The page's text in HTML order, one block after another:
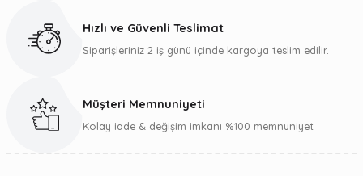
Gönder
Hızlı ve Güvenli Teslimat
Siparişleriniz 2 iş günü içinde kargoya teslim edilir.
Müşteri Memnuniyeti
Kolay iade & değişim imkanı %100 memnuniyet